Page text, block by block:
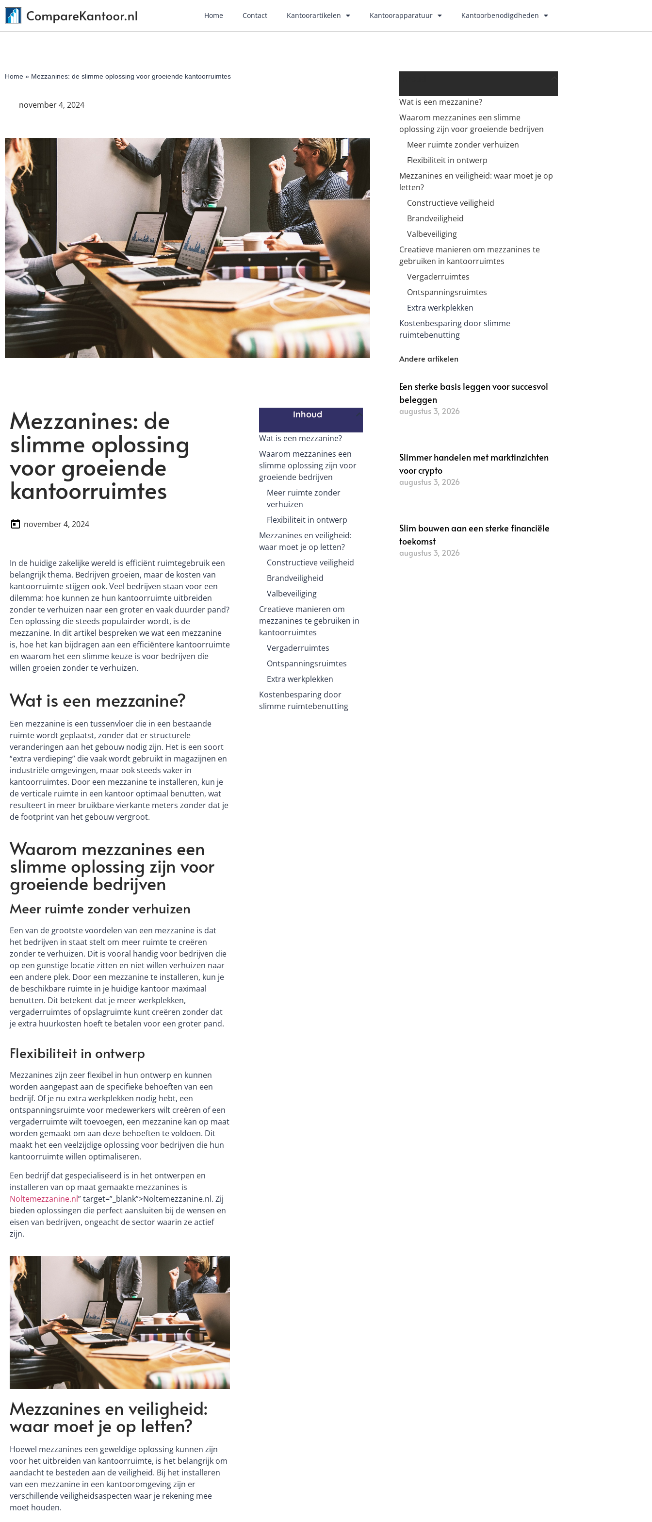
Home Contact Kantoorartikelen Kantoorapparatuur Kantoorbenodigdheden
Home » Mezzanines: de slimme oplossing voor groeiende kantoorruimtes
november 4, 2024
Mezzanines: de
slimme oplossing
voor groeiende
kantoorruimtes
november 4, 2024
In de huidige zakelijke wereld is efficiënt ruimtegebruik een
belangrijk thema. Bedrijven groeien, maar de kosten van
kantoorruimte stijgen ook. Veel bedrijven staan voor een
dilemma: hoe kunnen ze hun kantoorruimte uitbreiden
zonder te verhuizen naar een groter en vaak duurder pand?
Een oplossing die steeds populairder wordt, is de
mezzanine. In dit artikel bespreken we wat een mezzanine
is, hoe het kan bijdragen aan een efficiëntere kantoorruimte
en waarom het een slimme keuze is voor bedrijven die
willen groeien zonder te verhuizen.
Wat is een mezzanine?
Een mezzanine is een tussenvloer die in een bestaande
ruimte wordt geplaatst, zonder dat er structurele
veranderingen aan het gebouw nodig zijn. Het is een soort
“extra verdieping” die vaak wordt gebruikt in magazijnen en
industriële omgevingen, maar ook steeds vaker in
kantoorruimtes. Door een mezzanine te installeren, kun je
de verticale ruimte in een kantoor optimaal benutten, wat
resulteert in meer bruikbare vierkante meters zonder dat je
de footprint van het gebouw vergroot.
Waarom mezzanines een
slimme oplossing zijn voor
groeiende bedrijven
Meer ruimte zonder verhuizen
Een van de grootste voordelen van een mezzanine is dat
het bedrijven in staat stelt om meer ruimte te creëren
zonder te verhuizen. Dit is vooral handig voor bedrijven die
op een gunstige locatie zitten en niet willen verhuizen naar
een andere plek. Door een mezzanine te installeren, kun je
de beschikbare ruimte in je huidige kantoor maximaal
benutten. Dit betekent dat je meer werkplekken,
vergaderruimtes of opslagruimte kunt creëren zonder dat
je extra huurkosten hoeft te betalen voor een groter pand.
Flexibiliteit in ontwerp
Mezzanines zijn zeer flexibel in hun ontwerp en kunnen
worden aangepast aan de specifieke behoeften van een
bedrijf. Of je nu extra werkplekken nodig hebt, een
ontspanningsruimte voor medewerkers wilt creëren of een
vergaderruimte wilt toevoegen, een mezzanine kan op maat
worden gemaakt om aan deze behoeften te voldoen. Dit
maakt het een veelzijdige oplossing voor bedrijven die hun
kantoorruimte willen optimaliseren.
Een bedrijf dat gespecialiseerd is in het ontwerpen en
installeren van op maat gemaakte mezzanines is
Noltemezzanine.nl” target=”_blank”>Noltemezzanine.nl. Zij
bieden oplossingen die perfect aansluiten bij de wensen en
eisen van bedrijven, ongeacht de sector waarin ze actief
zijn.
Mezzanines en veiligheid:
waar moet je op letten?
Hoewel mezzanines een geweldige oplossing kunnen zijn
voor het uitbreiden van kantoorruimte, is het belangrijk om
aandacht te besteden aan de veiligheid. Bij het installeren
van een mezzanine in een kantooromgeving zijn er
verschillende veiligheidsaspecten waar je rekening mee
moet houden.
Inhoud
Wat is een mezzanine?
Waarom mezzanines een
slimme oplossing zijn voor
groeiende bedrijven
Meer ruimte zonder
verhuizen
Flexibiliteit in ontwerp
Mezzanines en veiligheid:
waar moet je op letten?
Constructieve veiligheid
Brandveiligheid
Valbeveiliging
Creatieve manieren om
mezzanines te gebruiken in
kantoorruimtes
Vergaderruimtes
Ontspanningsruimtes
Extra werkplekken
Kostenbesparing door
slimme ruimtebenutting
Wat is een mezzanine?
Waarom mezzanines een slimme
oplossing zijn voor groeiende bedrijven
Meer ruimte zonder verhuizen
Flexibiliteit in ontwerp
Mezzanines en veiligheid: waar moet je op
letten?
Constructieve veiligheid
Brandveiligheid
Valbeveiliging
Creatieve manieren om mezzanines te
gebruiken in kantoorruimtes
Vergaderruimtes
Ontspanningsruimtes
Extra werkplekken
Kostenbesparing door slimme
ruimtebenutting
Andere artikelen
Een sterke basis leggen voor succesvol
beleggen
augustus 3, 2026
Slimmer handelen met marktinzichten
voor crypto
augustus 3, 2026
Slim bouwen aan een sterke financiële
toekomst
augustus 3, 2026